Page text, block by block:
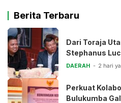
Berita Terbaru
Dari Toraja
Stephanus
DAERAH 2 hari
Perkuat
Bulukumba